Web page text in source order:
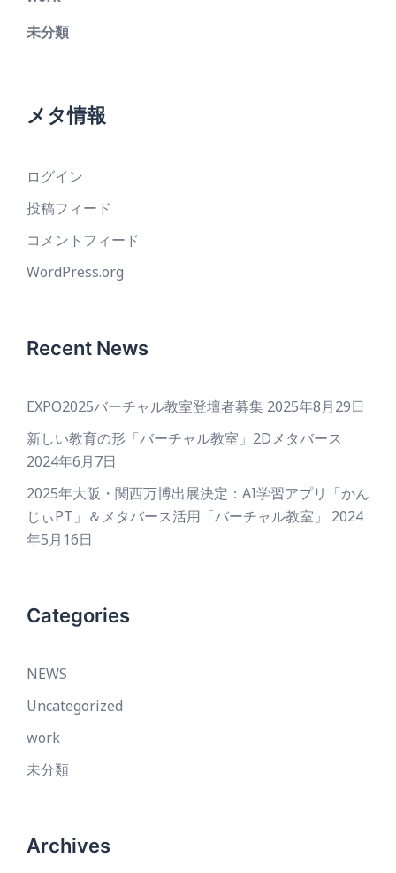
未分類
メタ情報
ログイン
投稿フィード
コメントフィード
WordPress.org
Recent News
EXPO2025バーチャル教室登壇者募集 2025年8月29日
新しい教育の形「バーチャル教室」2Dメタバース
2024年6月7日
2025年大阪・関西万博出展決定：AI学習アプリ「かん
じぃPT」＆メタバース活用「バーチャル教室」
2024
年5月16日
Categories
NEWS
Uncategorized
work
未分類
Archives